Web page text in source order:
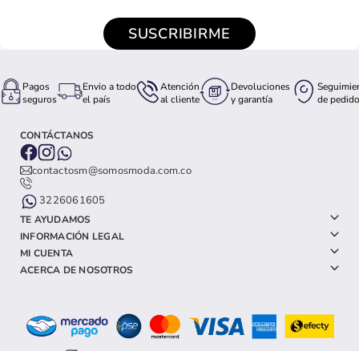
SUSCRIBIRME
Pagos
seguros
Envio a todo
el país
Atención
al cliente
Devoluciones
y garantía
de pedido
CONTÁCTANOS
contactosm@somosmoda.com.co
3226061605
TE AYUDAMOS
INFORMACIÓN LEGAL
MI CUENTA
ACERCA DE NOSOTROS